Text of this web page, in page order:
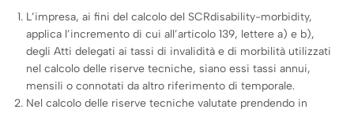
L’impresa, ai fini del calcolo del SCRdisability-morbidity,
applica l’incremento di cui all’articolo 139, lettere a) e b),
degli Atti delegati ai tassi di invalidità e di morbilità utilizzati
nel calcolo delle riserve tecniche, siano essi tassi annui,
mensili o connotati da altro riferimento di temporale.
Nel calcolo delle riserve tecniche valutate prendendo in